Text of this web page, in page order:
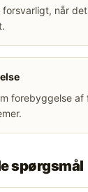
forsvarligt, når
forebyggelse af
spørgsmål